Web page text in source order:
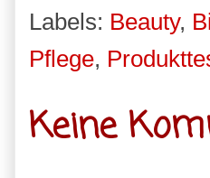
Labels: Beauty,
Pflege,
Keine